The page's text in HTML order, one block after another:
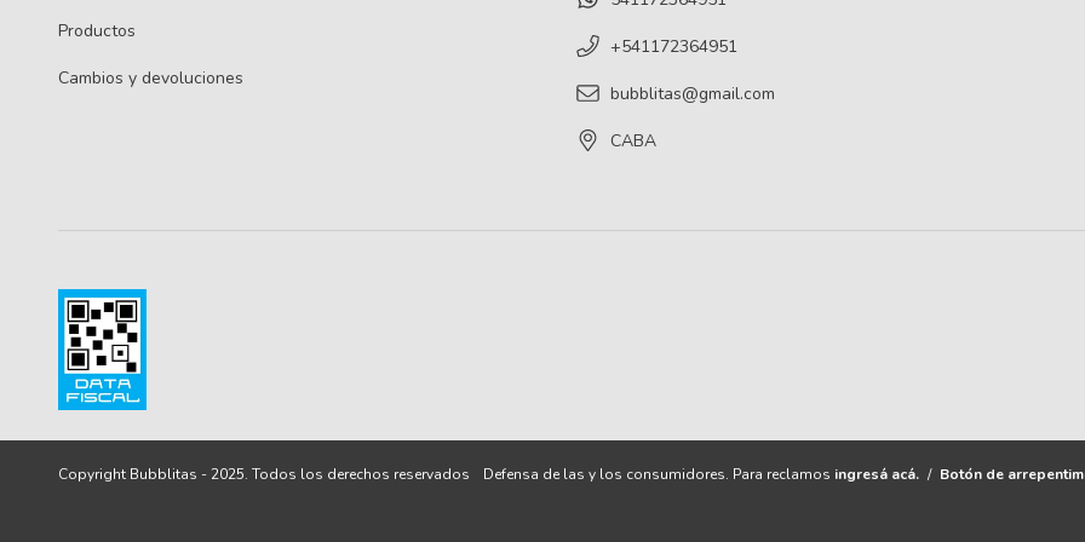
Productos
Cambios y devoluciones
+541172364951
bubblitas@gmail.com
CABA
Defensa de las y los consumidores. Para reclamos ingresá acá. / Botón de